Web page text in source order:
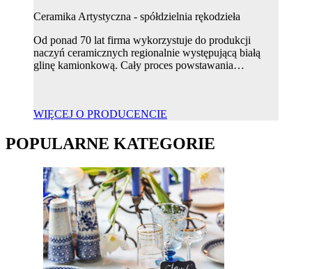
Ceramika Artystyczna - spółdzielnia rękodzieła
Od ponad 70 lat firma wykorzystuje do produkcji
naczyń ceramicznych regionalnie występującą białą
glinę kamionkową. Cały proces powstawania…
WIĘCEJ O PRODUCENCIE
POPULARNE KATEGORIE